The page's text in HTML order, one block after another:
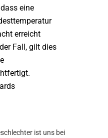
eine
erreicht
Fall, gilt dies
ist uns bei